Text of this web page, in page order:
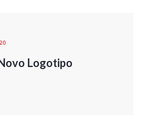
Logotipo